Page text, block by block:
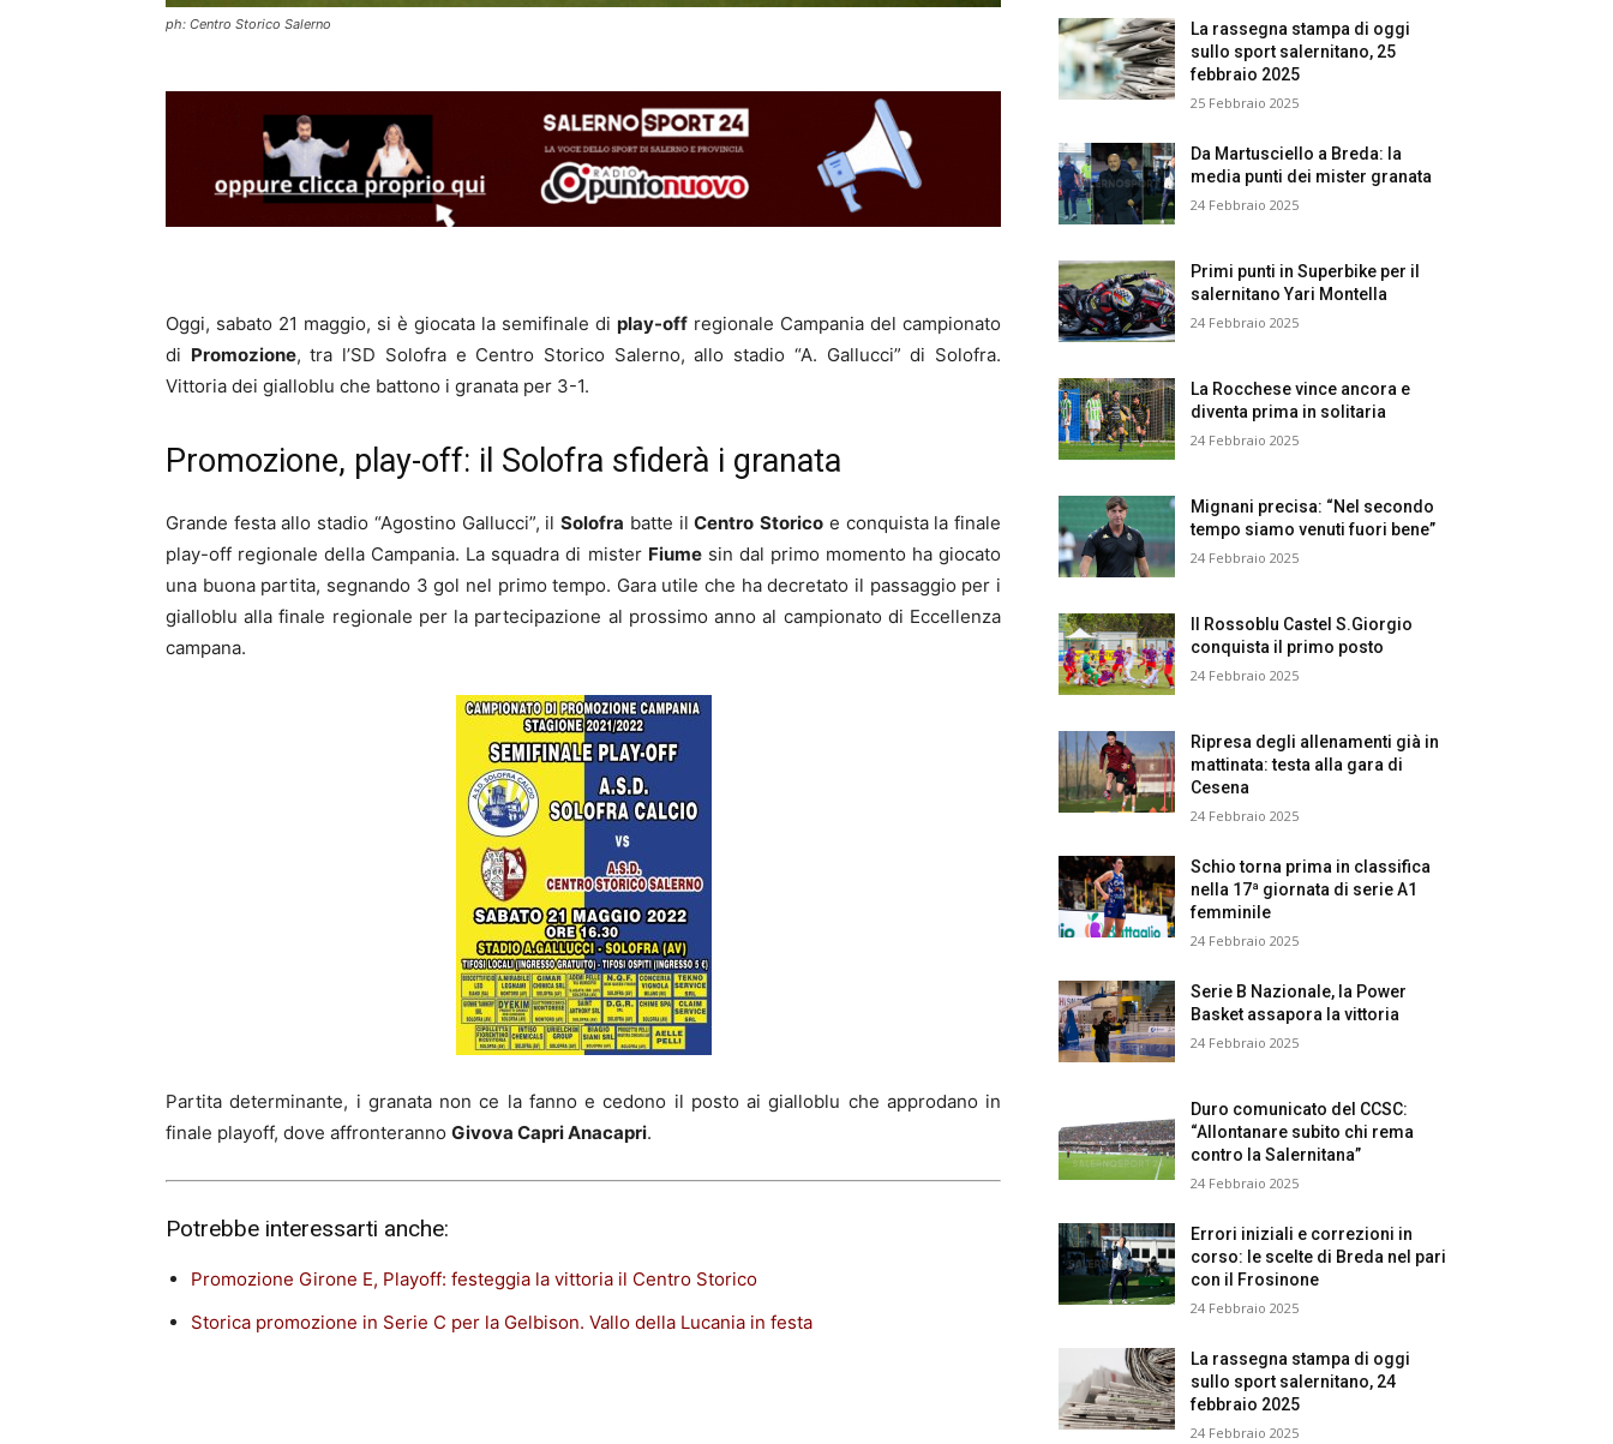
ph: Centro Storico Salerno
Oggi, sabato 21 maggio, si è giocata la semifinale di play-off regionale Campania del campionato
di Promozione, tra l’SD Solofra e Centro Storico Salerno, allo stadio “A. Gallucci” di Solofra.
Vittoria dei gialloblu che battono i granata per 3-1.
Promozione, play-off: il Solofra sfiderà i granata
Grande festa allo stadio “Agostino Gallucci”, ilSolofra batte ilCentro Storico e conquista la finale
play-off regionale della Campania. La squadra di mister Fiumesin dal primo momento ha giocato
una buona partita, segnando 3 gol nel primo tempo. Gara utile che ha decretato il passaggio per i
gialloblu alla finale regionale per la partecipazione al prossimo anno al campionato di Eccellenza
campana.
Partita determinante, i granata non ce la fanno e cedono il posto ai gialloblu che approdano in
finale playoff, dove affronteranno Givova Capri Anacapri.
Potrebbe interessarti anche:
Promozione Girone E, Playoff: festeggia la vittoria il Centro Storico
Storica promozione in Serie C per la Gelbison. Vallo della Lucania in festa
La rassegna stampa di oggi
sullo sport salernitano, 25
febbraio 2025
25 Febbraio 2025
Da Martusciello a Breda: la
media punti dei mister granata
24 Febbraio 2025
Primi punti in Superbike per il
salernitano Yari Montella
24 Febbraio 2025
La Rocchese vince ancora e
diventa prima in solitaria
24 Febbraio 2025
Mignani precisa: “Nel secondo
tempo siamo venuti fuori bene”
24 Febbraio 2025
Il Rossoblu Castel S.Giorgio
conquista il primo posto
24 Febbraio 2025
Ripresa degli allenamenti già in
mattinata: testa alla gara di
Cesena
24 Febbraio 2025
Schio torna prima in classifica
nella 17ª giornata di serie A1
femminile
24 Febbraio 2025
Serie B Nazionale, la Power
Basket assapora la vittoria
24 Febbraio 2025
Duro comunicato del CCSC:
“Allontanare subito chi rema
contro la Salernitana”
24 Febbraio 2025
Errori iniziali e correzioni in
corso: le scelte di Breda nel pari
con il Frosinone
24 Febbraio 2025
La rassegna stampa di oggi
sullo sport salernitano, 24
febbraio 2025
24 Febbraio 2025